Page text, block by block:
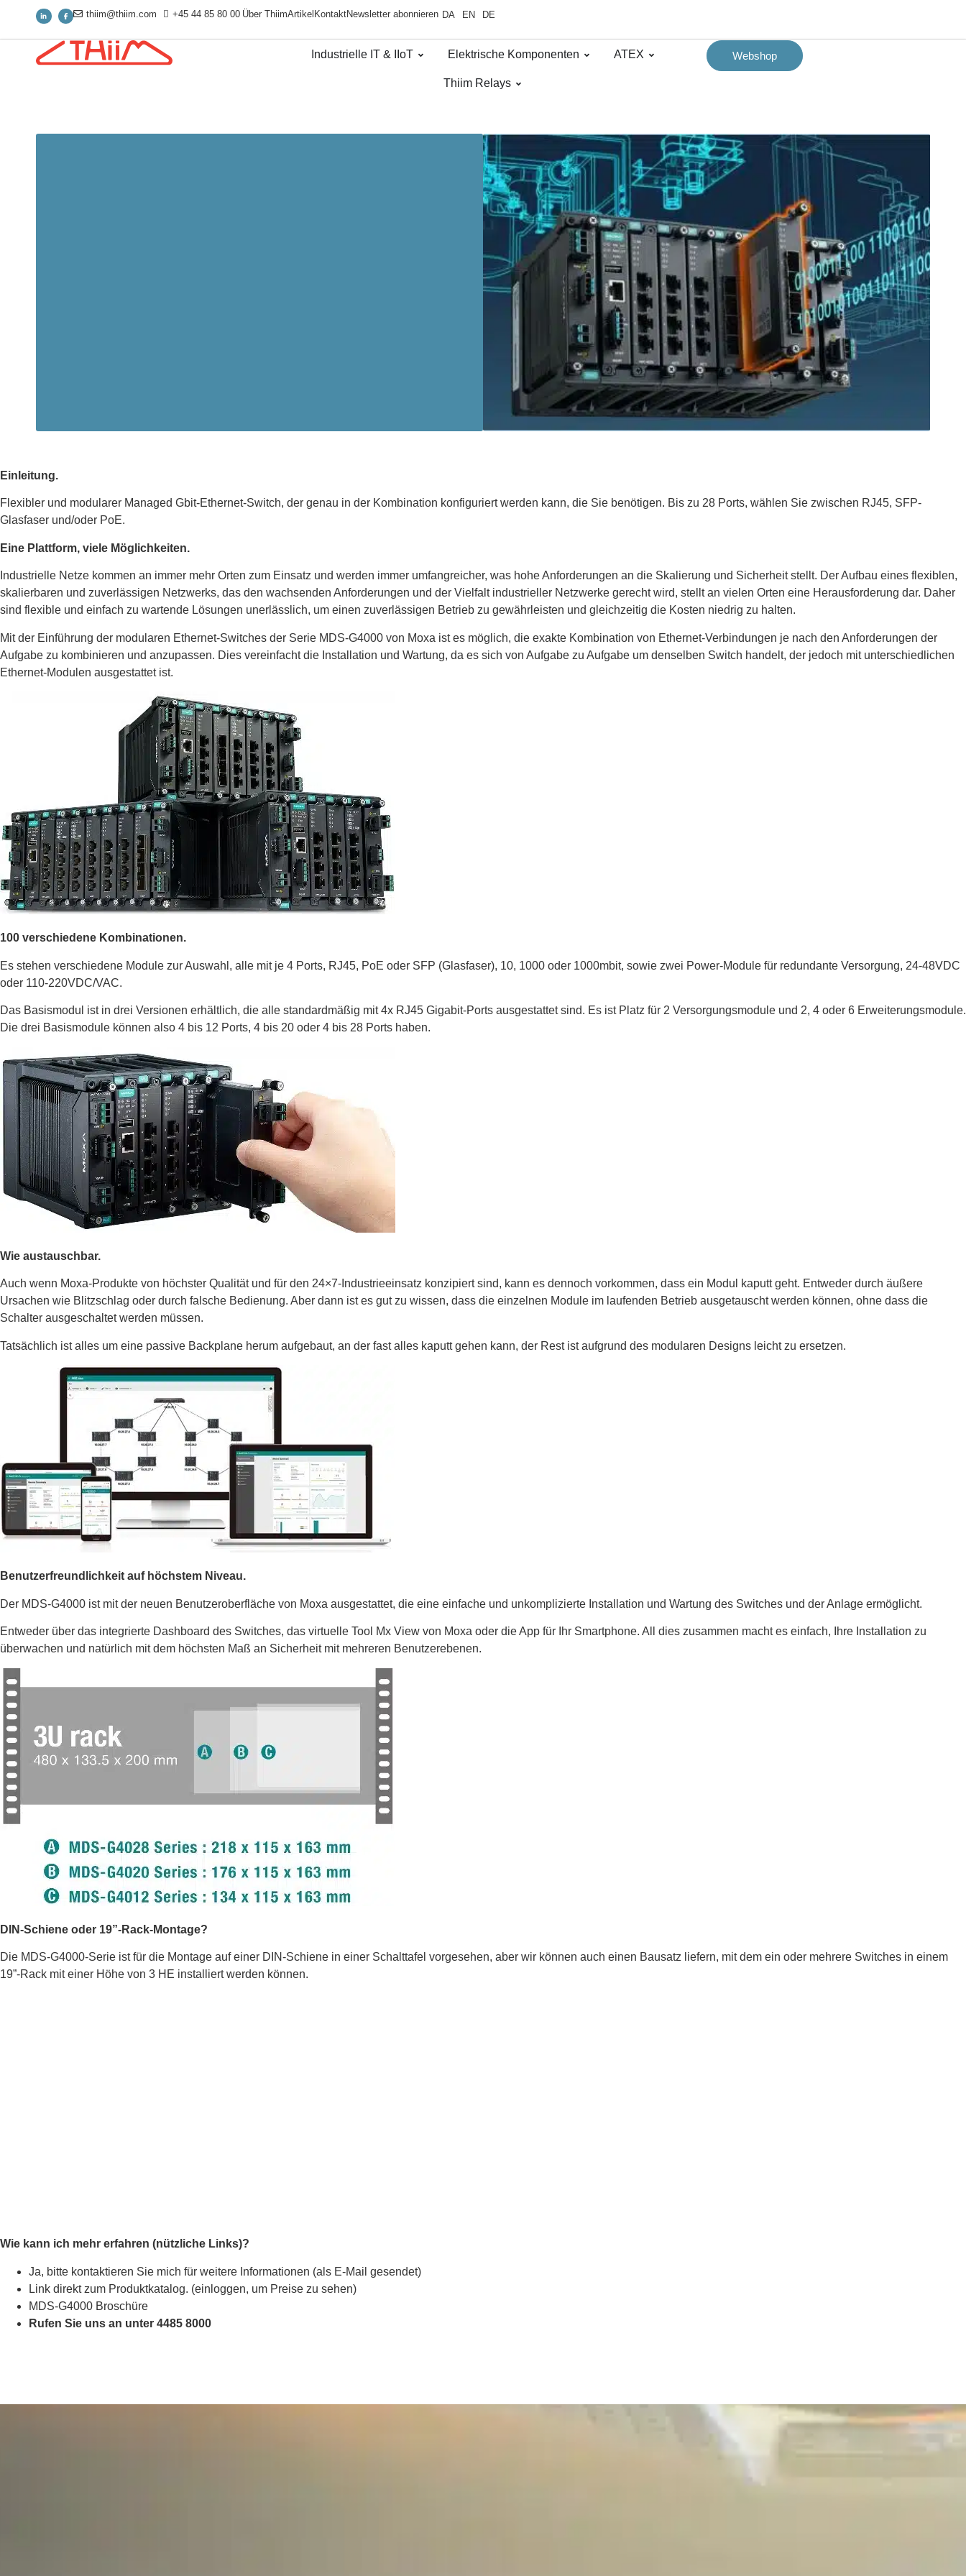
thiim@thiim.com +45 44 85 80 00 Über ThiimArtikel KontaktNewsletter abonnieren DA EN DE
Industrielle IT & IIoT Elektrische Komponenten ATEX
Thiim Relays
Webshop
Einleitung.
Flexibler und modularer Managed Gbit-Ethernet-Switch, der genau in der Kombination konfiguriert werden kann, die Sie benötigen. Bis zu 28 Ports, wählen Sie zwischen RJ45, SFP-
Glasfaser und/oder PoE.
Eine Plattform, viele Möglichkeiten.
Industrielle Netze kommen an immer mehr Orten zum Einsatz und werden immer umfangreicher, was hohe Anforderungen an die Skalierung und Sicherheit stellt. Der Aufbau eines flexiblen,
skalierbaren und zuverlässigen Netzwerks, das den wachsenden Anforderungen und der Vielfalt industrieller Netzwerke gerecht wird, stellt an vielen Orten eine Herausforderung dar. Daher
sind flexible und einfach zu wartende Lösungen unerlässlich, um einen zuverlässigen Betrieb zu gewährleisten und gleichzeitig die Kosten niedrig zu halten.
Mit der Einführung der modularen Ethernet-Switches der Serie MDS-G4000 von Moxa ist es möglich, die exakte Kombination von Ethernet-Verbindungen je nach den Anforderungen der
Aufgabe zu kombinieren und anzupassen. Dies vereinfacht die Installation und Wartung, da es sich von Aufgabe zu Aufgabe um denselben Switch handelt, der jedoch mit unterschiedlichen
Ethernet-Modulen ausgestattet ist.
100 verschiedene Kombinationen.
Es stehen verschiedene Module zur Auswahl, alle mit je 4 Ports, RJ45, PoE oder SFP (Glasfaser), 10, 1000 oder 1000mbit, sowie zwei Power-Module für redundante Versorgung, 24-48VDC
oder 110-220VDC/VAC.
Das Basismodul ist in drei Versionen erhältlich, die alle standardmäßig mit 4x RJ45 Gigabit-Ports ausgestattet sind. Es ist Platz für 2 Versorgungsmodule und 2, 4 oder 6 Erweiterungsmodule.
Die drei Basismodule können also 4 bis 12 Ports, 4 bis 20 oder 4 bis 28 Ports haben.
Wie austauschbar.
Auch wenn Moxa-Produkte von höchster Qualität und für den 24×7-Industrieeinsatz konzipiert sind, kann es dennoch vorkommen, dass ein Modul kaputt geht. Entweder durch äußere
Ursachen wie Blitzschlag oder durch falsche Bedienung. Aber dann ist es gut zu wissen, dass die einzelnen Module im laufenden Betrieb ausgetauscht werden können, ohne dass die
Schalter ausgeschaltet werden müssen.
Tatsächlich ist alles um eine passive Backplane herum aufgebaut, an der fast alles kaputt gehen kann, der Rest ist aufgrund des modularen Designs leicht zu ersetzen.
Benutzerfreundlichkeit auf höchstem Niveau.
Der MDS-G4000 ist mit der neuen Benutzeroberfläche von Moxa ausgestattet, die eine einfache und unkomplizierte Installation und Wartung des Switches und der Anlage ermöglicht.
Entweder über das integrierte Dashboard des Switches, das virtuelle Tool Mx View von Moxa oder die App für Ihr Smartphone. All dies zusammen macht es einfach, Ihre Installation zu
überwachen und natürlich mit dem höchsten Maß an Sicherheit mit mehreren Benutzerebenen.
DIN-Schiene oder 19”-Rack-Montage?
Die MDS-G4000-Serie ist für die Montage auf einer DIN-Schiene in einer Schalttafel vorgesehen, aber wir können auch einen Bausatz liefern, mit dem ein oder mehrere Switches in einem
19”-Rack mit einer Höhe von 3 HE installiert werden können.
Wie kann ich mehr erfahren (nützliche Links)?
Ja, bitte kontaktieren Sie mich für weitere Informationen (als E-Mail gesendet)
Link direkt zum Produktkatalog. (einloggen, um Preise zu sehen)
MDS-G4000 Broschüre
Rufen Sie uns an unter 4485 8000